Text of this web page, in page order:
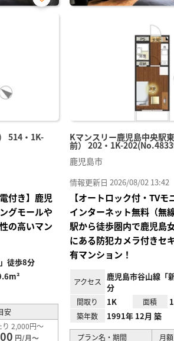
514・1K-
お気
付き】鹿児
グモールや
の高いマン
徒歩8分
安
り 2,000円～
円/月～
Kマンスリー鹿児島中央駅
前） 202・1K-
鹿児島市
情報更新日 2026/08/02 13:42
【オートロック付・TVモ
インターネット無料（無
駅から徒歩圏内で鹿児島
にある防犯カメラ付きセ
有マンション！
アクセス
鹿児島市谷山線「
分
間取り 1K 面積
築年数 1991年 12月 築
プラン名・期間
月